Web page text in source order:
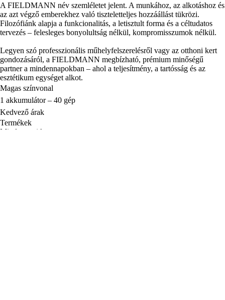
A FIELDMANN név szemléletet jelent. A munkához, az alkotáshoz és
az azt végző emberekhez való tiszteletteljes hozzáállást tükrözi.
Filozófiánk alapja a funkcionalitás, a letisztult forma és a céltudatos
tervezés – felesleges bonyolultság nélkül, kompromisszumok nélkül.
Legyen szó professzionális műhelyfelszerelésről vagy az otthoni kert
gondozásáról, a FIELDMANN megbízható, prémium minőségű
partner a mindennapokban – ahol a teljesítmény, a tartósság és az
esztétikum egységet alkot.
Magas színvonal
1 akkumulátor – 40 gép
Kedvező árak
Termékek
Minden ami kert